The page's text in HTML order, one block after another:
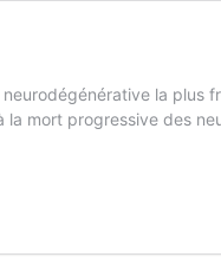
la plus
la mort progressive des